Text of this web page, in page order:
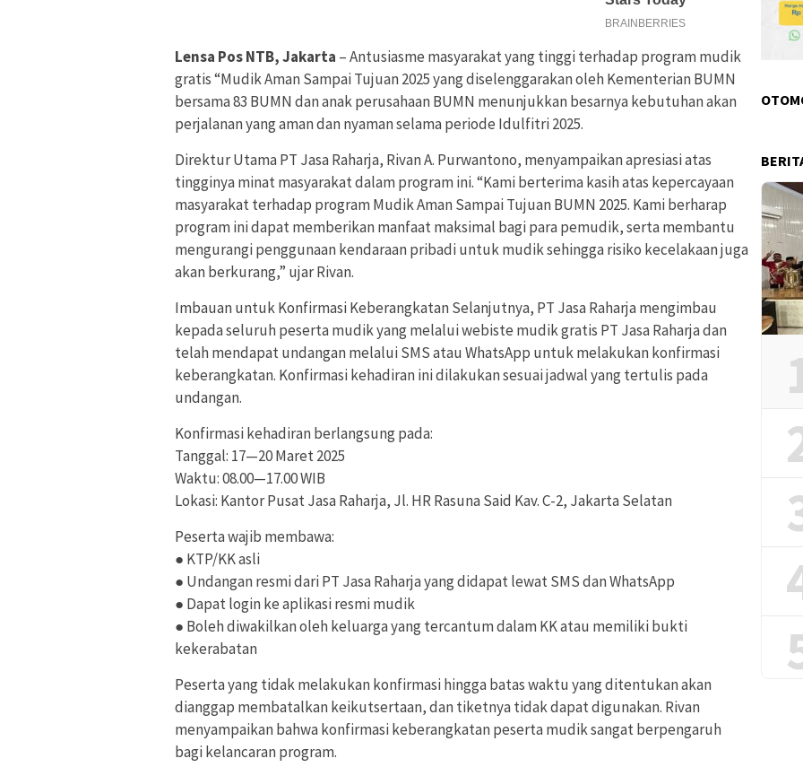
Lensa Pos NTB, Jakarta – Antusiasme masyarakat yang tinggi terhadap program mudik
gratis “Mudik Aman Sampai Tujuan 2025 yang diselenggarakan oleh Kementerian BUMN
bersama 83 BUMN dan anak perusahaan BUMN menunjukkan besarnya kebutuhan akan
perjalanan yang aman dan nyaman selama periode Idulfitri 2025.
Direktur Utama PT Jasa Raharja, Rivan A. Purwantono, menyampaikan apresiasi atas
tingginya minat masyarakat dalam program ini. “Kami berterima kasih atas kepercayaan
masyarakat terhadap program Mudik Aman Sampai Tujuan BUMN 2025. Kami berharap
program ini dapat memberikan manfaat maksimal bagi para pemudik, serta membantu
mengurangi penggunaan kendaraan pribadi untuk mudik sehingga risiko kecelakaan juga
akan berkurang,” ujar Rivan.
Imbauan untuk Konfirmasi Keberangkatan Selanjutnya, PT Jasa Raharja mengimbau
kepada seluruh peserta mudik yang melalui webiste mudik gratis PT Jasa Raharja dan
telah mendapat undangan melalui SMS atau WhatsApp untuk melakukan konfirmasi
keberangkatan. Konfirmasi kehadiran ini dilakukan sesuai jadwal yang tertulis pada
undangan.
Konfirmasi kehadiran berlangsung pada:
Tanggal: 17—20 Maret 2025
Waktu: 08.00—17.00 WIB
Lokasi: Kantor Pusat Jasa Raharja, Jl. HR Rasuna Said Kav. C-2, Jakarta Selatan
Peserta wajib membawa:
● KTP/KK asli
● Undangan resmi dari PT Jasa Raharja yang didapat lewat SMS dan WhatsApp
● Dapat login ke aplikasi resmi mudik
● Boleh diwakilkan oleh keluarga yang tercantum dalam KK atau memiliki bukti
kekerabatan
Peserta yang tidak melakukan konfirmasi hingga batas waktu yang ditentukan akan
dianggap membatalkan keikutsertaan, dan tiketnya tidak dapat digunakan. Rivan
menyampaikan bahwa konfirmasi keberangkatan peserta mudik sangat berpengaruh
bagi kelancaran program.